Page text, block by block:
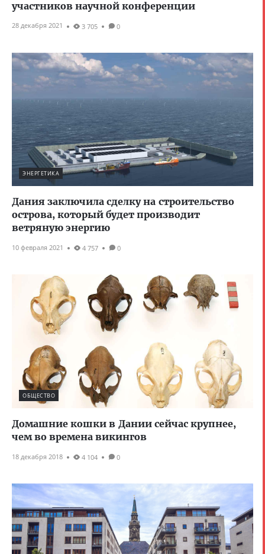
участников научной конференции
28 декабря 2021 3 705 0
ЭНЕРГЕТИКА
Дания заключила сделку на строительство
острова, который будет производит
ветряную энергию
10 февраля 2021 4 757 0
ОБЩЕСТВО
Домашние кошки в Дании сейчас крупнее,
чем во времена викингов
18 декабря 2018 4 104 0